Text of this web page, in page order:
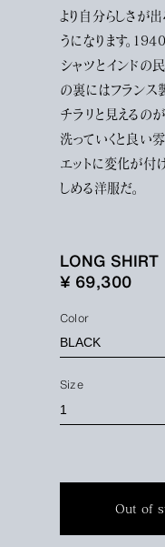
より自分らしさが
うになります。
シャツとインドの
の裏にはフランス
チラリと見えるの
洗っていくと良い
エットに変化が付
しめる洋服だ。
LONG SHIRT
¥ 69,300
Color
Size
Out of